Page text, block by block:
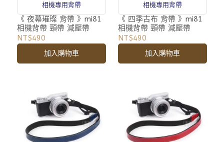
相機專用背帶
《 夜幕璀璨 背帶 》mi81
相機背帶 頸帶 減壓帶
NT$490
加入購物車
相機專用背帶
《 四季古布 背帶 》mi81
相機背帶 頸帶 減壓帶
NT$490
加入購物車